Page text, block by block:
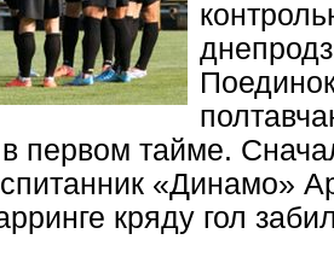
первом тайме.
«Динамо»
кряду гол